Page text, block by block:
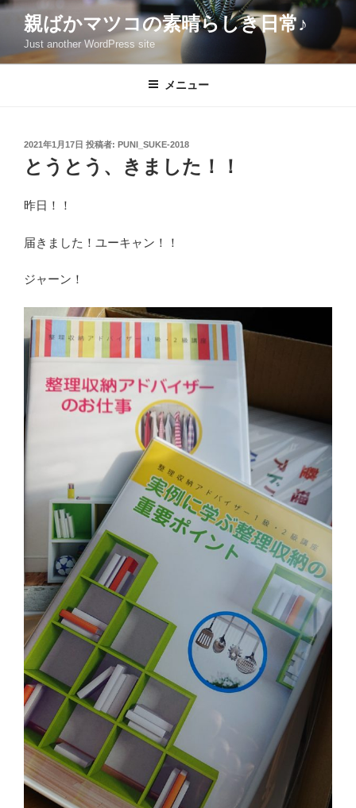
コ
ン
親ばかマツコの素晴らしき日常♪
Just another WordPress site
メニュー
投
稿
日:
2021年1月17日 投稿者: PUNI_SUKE-2018
とうとう、きました！！
昨日！！
届きました！ユーキャン！！
ジャーン！